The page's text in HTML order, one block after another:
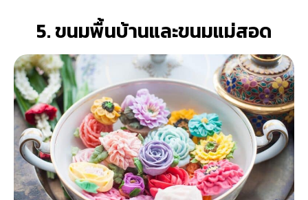
5. ขนมพื้นบ้านและขนมแม่สอด